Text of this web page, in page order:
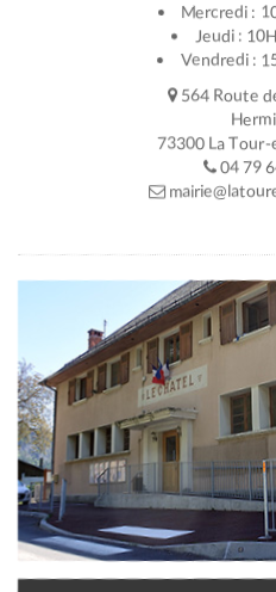
Mercredi :
Jeudi :
Vendredi :
564 Route
73300 La
04 79